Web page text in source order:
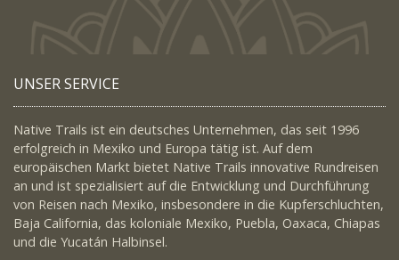
UNSER SERVICE
Native Trails ist ein deutsches Unternehmen, das seit 1996
erfolgreich in Mexiko und Europa tätig ist. Auf dem
europäischen Markt bietet Native Trails innovative Rundreisen
an und ist spezialisiert auf die Entwicklung und Durchführung
von Reisen nach Mexiko, insbesondere in die Kupferschluchten,
Baja California, das koloniale Mexiko, Puebla, Oaxaca, Chiapas
und die Yucatán Halbinsel.